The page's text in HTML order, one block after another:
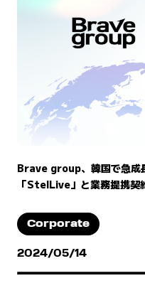
Brave group、韓国で急成
「StelLive」と業務提携契
Corporate
2024/05/14